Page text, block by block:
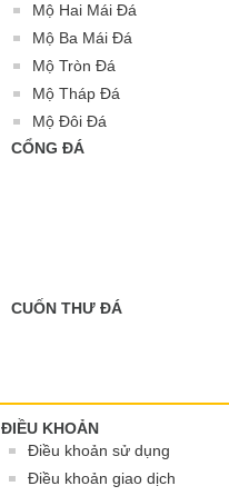
Mộ Hai Mái Đá
Mộ Ba Mái Đá
Mộ Tròn Đá
Mộ Tháp Đá
Mộ Đôi Đá
CỔNG ĐÁ
CUỐN THƯ ĐÁ
ĐIỀU KHOẢN
Điều khoản sử dụng
Điều khoản giao dịch